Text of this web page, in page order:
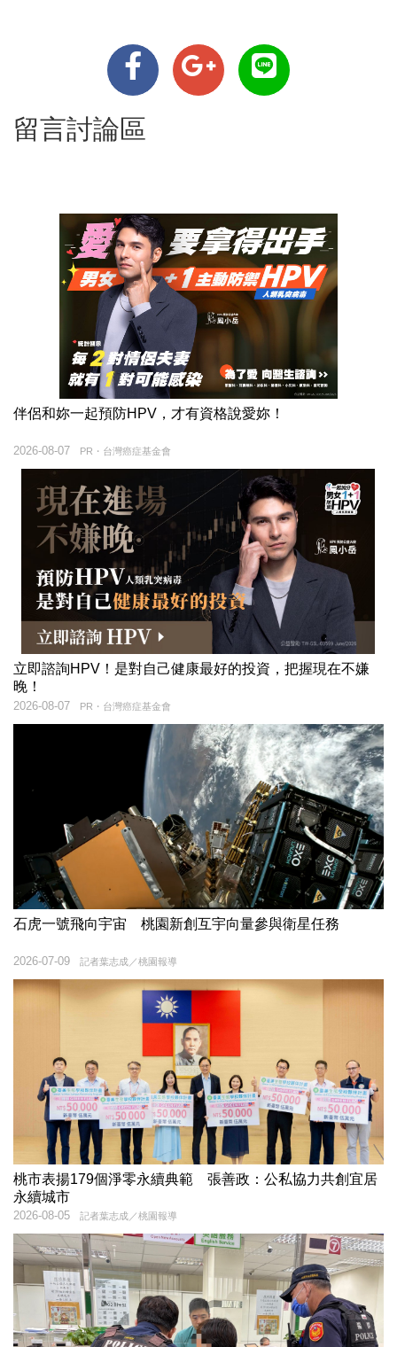
留言討論區
伴侶和妳一起預防HPV，才有資格說愛妳！
PR・台灣癌症基金會
2026-08-07
立即諮詢HPV！是對自己健康最好的投資，把握現在不嫌
晚！
PR・台灣癌症基金會
2026-08-07
石虎一號飛向宇宙 桃園新創互宇向量參與衛星任務
記者葉志成／桃園報導
2026-07-09
桃市表揚179個淨零永續典範 張善政：公私協力共創宜居
永續城市
記者葉志成／桃園報導
2026-08-05